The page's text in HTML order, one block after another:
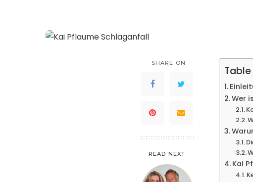
SHARE ON
READ NEXT
Wer
Kai